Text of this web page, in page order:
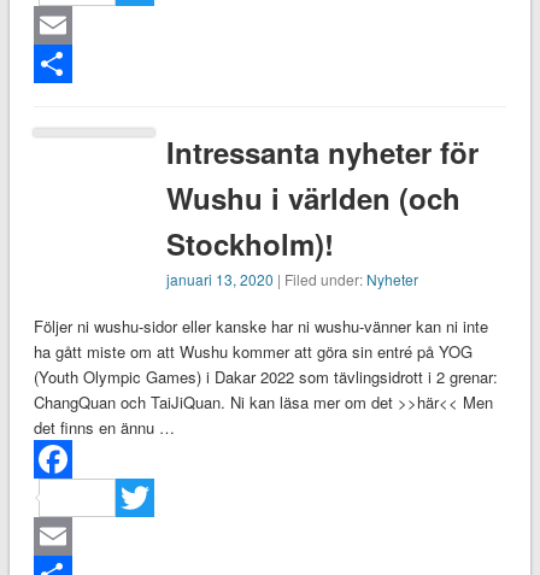
Twitter
Email
Intressanta nyheter för
Wushu i världen (och
Stockholm)!
januari 13, 2020 | Filed under: Nyheter
Följer ni wushu-sidor eller kanske har ni wushu-vänner kan ni inte
ha gått miste om att Wushu kommer att göra sin entré på YOG
(Youth Olympic Games) i Dakar 2022 som tävlingsidrott i 2 grenar:
ChangQuan och TaiJiQuan. Ni kan läsa mer om det >>här<< Men
det finns en ännu …
Facebook
Twitter